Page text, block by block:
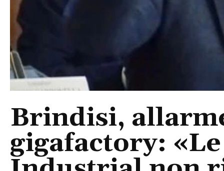
Brindisi,
gigafactory: